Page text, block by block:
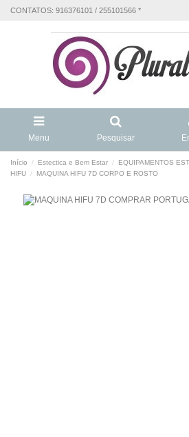
CONTATOS: 916376101 / 255101566 *
Menu Pesquisar
Início Estectica e Bem Estar EQUIPAMENTOS
HIFU
MAQUINA HIFU 7D CORPO E ROSTO